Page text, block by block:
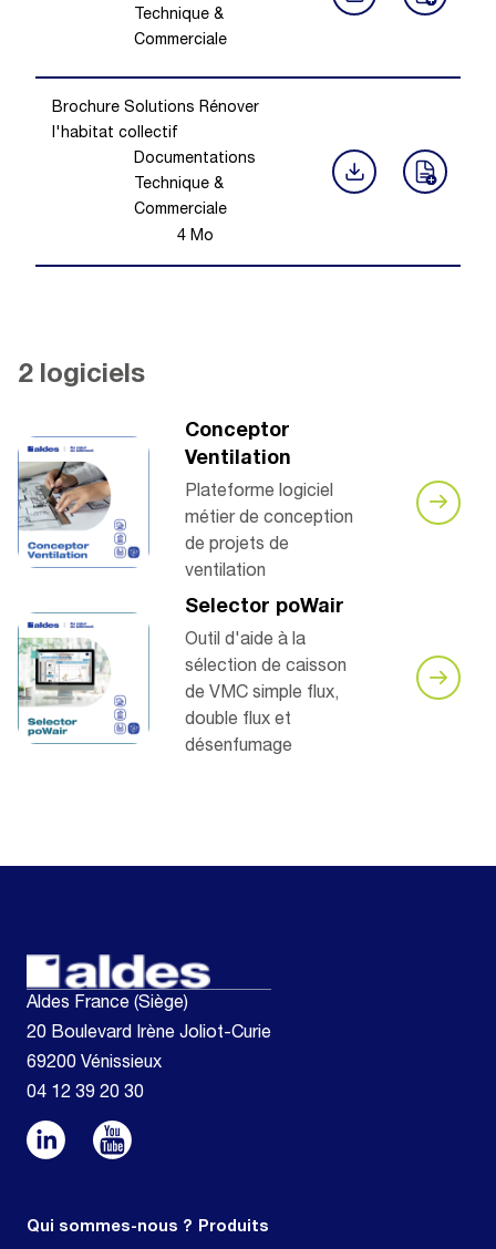
Technique &
Commerciale
Brochure Solutions Rénover
l'habitat collectif
Documentations
Technique &
Commerciale
4Mo
2 logiciels
Conceptor
Ventilation
Plateforme logiciel
métier de conception
de projets de
ventilation
Selector poWair
Outil d'aide à la
sélection de caisson
de VMC simple flux,
double flux et
désenfumage
Aldes France (Siège)
20 Boulevard Irène Joliot-Curie
69200 Vénissieux
04 12 39 20 30
Qui sommes-nous ? Produits